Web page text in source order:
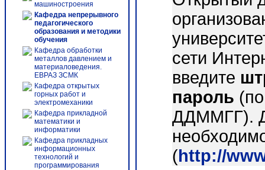
машиностроения
Кафедра непрерывного
педагогического
образования и методики
обучения
Кафедра обработки
металлов давлением и
материаловедения.
ЕВРАЗ ЗСМК
Кафедра открытых
горных работ и
электромеханики
Кафедра прикладной
математики и
информатики
Кафедра прикладных
информационных
технологий и
программирования
сети
введите
пароль
ДДММГГ).
(http://